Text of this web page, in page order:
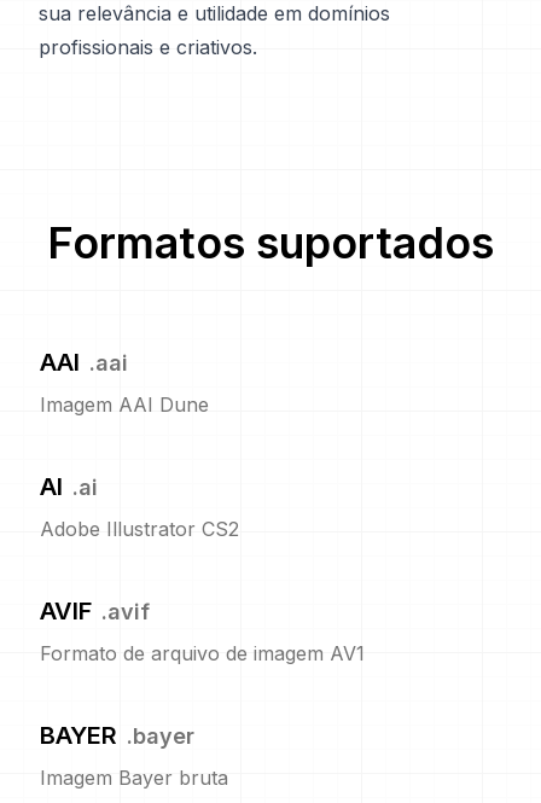
sua relevância e utilidade em domínios
profissionais e criativos.
Formatos suportados
AAI .aai
Imagem AAI Dune
AI .ai
Adobe Illustrator CS2
AVIF .avif
Formato de arquivo de imagem AV1
BAYER .bayer
Imagem Bayer bruta